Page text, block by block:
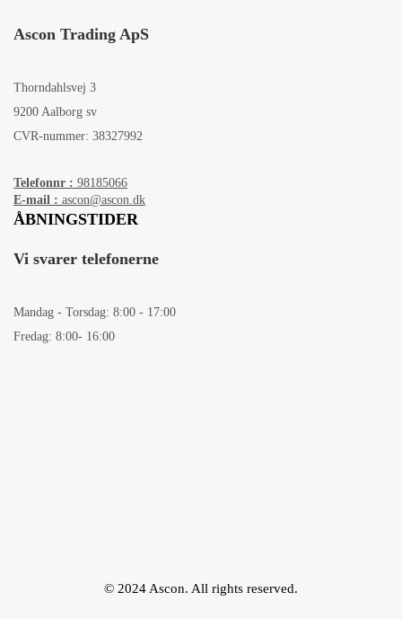
Ascon Trading ApS
Thorndahlsvej 3
9200 Aalborg sv
CVR-nummer: 38327992
Telefonnr : 98185066
E-mail : ascon@ascon.dk
ÅBNINGSTIDER
Vi svarer telefonerne
Mandag - Torsdag: 8:00 - 17:00
Fredag: 8:00- 16:00
© 2024 Ascon. All rights reserved.